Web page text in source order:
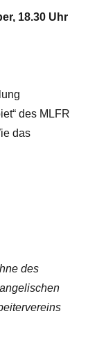
18.30 Uhr
des MLFR
das
des